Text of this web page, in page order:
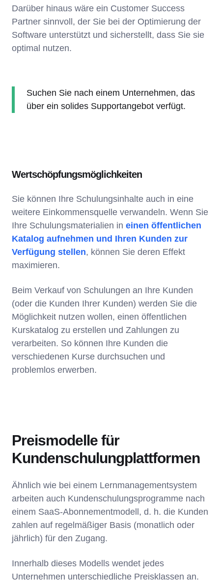
Darüber hinaus wäre ein Customer Success
Partner sinnvoll, der Sie bei der Optimierung der
Software unterstützt und sicherstellt, dass Sie sie
optimal nutzen.
Suchen Sie nach einem Unternehmen, das
über ein solides Supportangebot verfügt.
Wertschöpfungsmöglichkeiten
Sie können Ihre Schulungsinhalte auch in eine
weitere Einkommensquelle verwandeln. Wenn Sie
Ihre Schulungsmaterialien in einen öffentlichen
Katalog aufnehmen und Ihren Kunden zur
Verfügung stellen, können Sie deren Effekt
maximieren.
Beim Verkauf von Schulungen an Ihre Kunden
(oder die Kunden Ihrer Kunden) werden Sie die
Möglichkeit nutzen wollen, einen öffentlichen
Kurskatalog zu erstellen und Zahlungen zu
verarbeiten. So können Ihre Kunden die
verschiedenen Kurse durchsuchen und
problemlos erwerben.
Preismodelle für
Kundenschulungplattformen
Ähnlich wie bei einem Lernmanagementsystem
arbeiten auch Kundenschulungsprogramme nach
einem SaaS-Abonnementmodell, d. h. die Kunden
zahlen auf regelmäßiger Basis (monatlich oder
jährlich) für den Zugang.
Innerhalb dieses Modells wendet jedes
Unternehmen unterschiedliche Preisklassen an.